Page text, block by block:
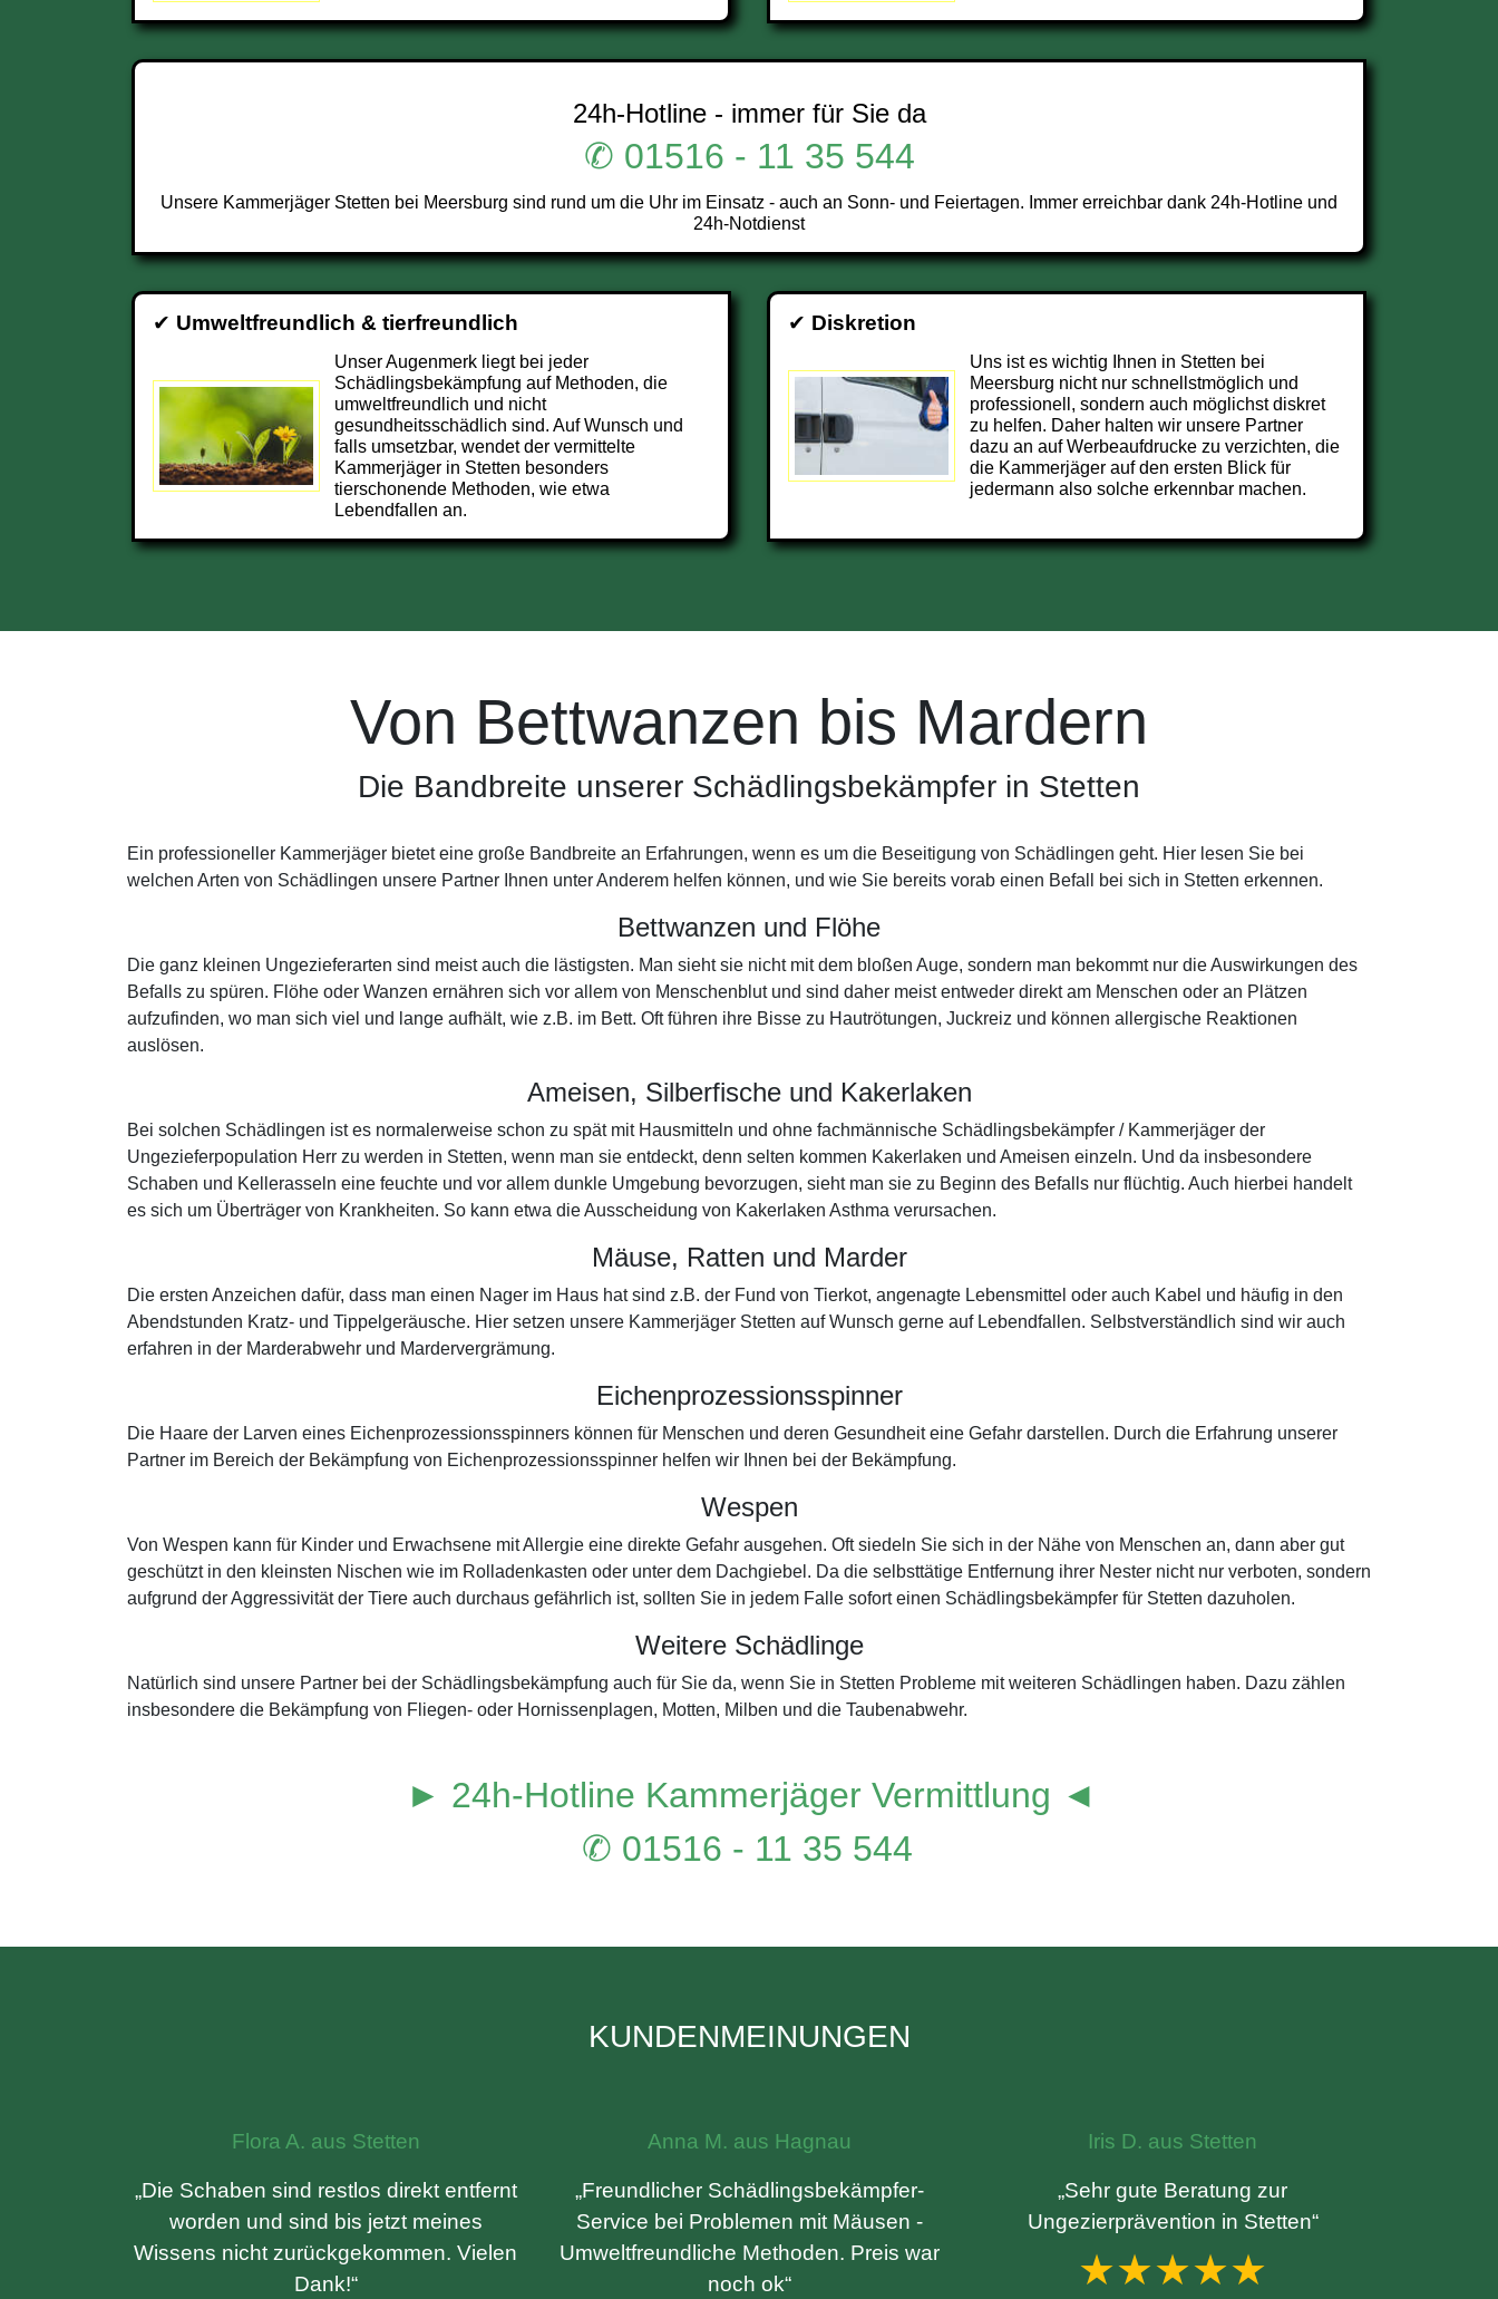
24h-Hotline - immer für Sie da
✆ 01516 - 11 35 544
Unsere Kammerjäger Stetten bei Meersburg sind rund um die Uhr im Einsatz - auch an Sonn- und Feiertagen. Immer erreichbar dank 24h-Hotline und
24h-Notdienst
✔ Umweltfreundlich & tierfreundlich
Unser Augenmerk liegt bei jeder
Schädlingsbekämpfung auf Methoden, die
umweltfreundlich und nicht
gesundheitsschädlich sind. Auf Wunsch und
falls umsetzbar, wendet der vermittelte
Kammerjäger in Stetten besonders
tierschonende Methoden, wie etwa
Lebendfallen an.
✔ Diskretion
Uns ist es wichtig Ihnen in Stetten bei
Meersburg nicht nur schnellstmöglich und
professionell, sondern auch möglichst diskret
zu helfen. Daher halten wir unsere Partner
dazu an auf Werbeaufdrucke zu verzichten, die
die Kammerjäger auf den ersten Blick für
jedermann also solche erkennbar machen.
Von Bettwanzen bis Mardern
Die Bandbreite unserer Schädlingsbekämpfer in Stetten
Ein professioneller Kammerjäger bietet eine große Bandbreite an Erfahrungen, wenn es um die Beseitigung von Schädlingen geht. Hier lesen Sie bei
welchen Arten von Schädlingen unsere Partner Ihnen unter Anderem helfen können, und wie Sie bereits vorab einen Befall bei sich in Stetten erkennen.
Bettwanzen und Flöhe
Die ganz kleinen Ungezieferarten sind meist auch die lästigsten. Man sieht sie nicht mit dem bloßen Auge, sondern man bekommt nur die Auswirkungen des
Befalls zu spüren. Flöhe oder Wanzen ernähren sich vor allem von Menschenblut und sind daher meist entweder direkt am Menschen oder an Plätzen
aufzufinden, wo man sich viel und lange aufhält, wie z.B. im Bett. Oft führen ihre Bisse zu Hautrötungen, Juckreiz und können allergische Reaktionen
auslösen.
Ameisen, Silberfische und Kakerlaken
Bei solchen Schädlingen ist es normalerweise schon zu spät mit Hausmitteln und ohne fachmännische Schädlingsbekämpfer / Kammerjäger der
Ungezieferpopulation Herr zu werden in Stetten, wenn man sie entdeckt, denn selten kommen Kakerlaken und Ameisen einzeln. Und da insbesondere
Schaben und Kellerasseln eine feuchte und vor allem dunkle Umgebung bevorzugen, sieht man sie zu Beginn des Befalls nur flüchtig. Auch hierbei handelt
es sich um Überträger von Krankheiten. So kann etwa die Ausscheidung von Kakerlaken Asthma verursachen.
Mäuse, Ratten und Marder
Die ersten Anzeichen dafür, dass man einen Nager im Haus hat sind z.B. der Fund von Tierkot, angenagte Lebensmittel oder auch Kabel und häufig in den
Abendstunden Kratz- und Tippelgeräusche. Hier setzen unsere Kammerjäger Stetten auf Wunsch gerne auf Lebendfallen. Selbstverständlich sind wir auch
erfahren in der Marderabwehr und Mardervergrämung.
Eichenprozessionsspinner
Die Haare der Larven eines Eichenprozessionsspinners können für Menschen und deren Gesundheit eine Gefahr darstellen. Durch die Erfahrung unserer
Partner im Bereich der Bekämpfung von Eichenprozessionsspinner helfen wir Ihnen bei der Bekämpfung.
Wespen
Von Wespen kann für Kinder und Erwachsene mit Allergie eine direkte Gefahr ausgehen. Oft siedeln Sie sich in der Nähe von Menschen an, dann aber gut
geschützt in den kleinsten Nischen wie im Rolladenkasten oder unter dem Dachgiebel. Da die selbsttätige Entfernung ihrer Nester nicht nur verboten, sondern
aufgrund der Aggressivität der Tiere auch durchaus gefährlich ist, sollten Sie in jedem Falle sofort einen Schädlingsbekämpfer für Stetten dazuholen.
Weitere Schädlinge
Natürlich sind unsere Partner bei der Schädlingsbekämpfung auch für Sie da, wenn Sie in Stetten Probleme mit weiteren Schädlingen haben. Dazu zählen
insbesondere die Bekämpfung von Fliegen- oder Hornissenplagen, Motten, Milben und die Taubenabwehr.
► 24h-Hotline Kammerjäger Vermittlung ◄
✆ 01516 - 11 35 544
KUNDENMEINUNGEN
Flora A. aus Stetten
„Die Schaben sind restlos direkt entfernt
worden und sind bis jetzt meines
Wissens nicht zurückgekommen. Vielen
Dank!“
Anna M. aus Hagnau
„Freundlicher Schädlingsbekämpfer-
Service bei Problemen mit Mäusen -
Umweltfreundliche Methoden. Preis war
noch ok“
Iris D. aus Stetten
„Sehr gute Beratung zur
Ungezierprävention in Stetten“
★★★★★